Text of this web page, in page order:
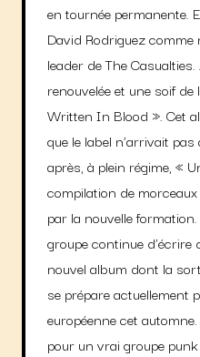
en tournée permanente.
David Rodriguez
leader de The
renouvelée et une soif
Written In Blood ». Cet
que le label n’arrivait
après, à plein régime, «
compilation de
par la nouvelle formation.
groupe continue d’écrire
nouvel album dont la
se prépare actuellement
européenne cet
pour un vrai groupe